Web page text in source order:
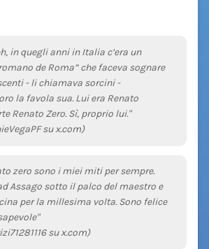
in quegli anni in Italia c’era un
de Roma” che faceva sognare
- li chiamava sorcini -
la favola sua. Lui era Renato
Renato Zero. Sì, proprio lui."
su x.com)
zero sono i miei miti per sempre.
Assago sotto il palco del maestro e
per la millesima volta. Sono felice
su x.com)